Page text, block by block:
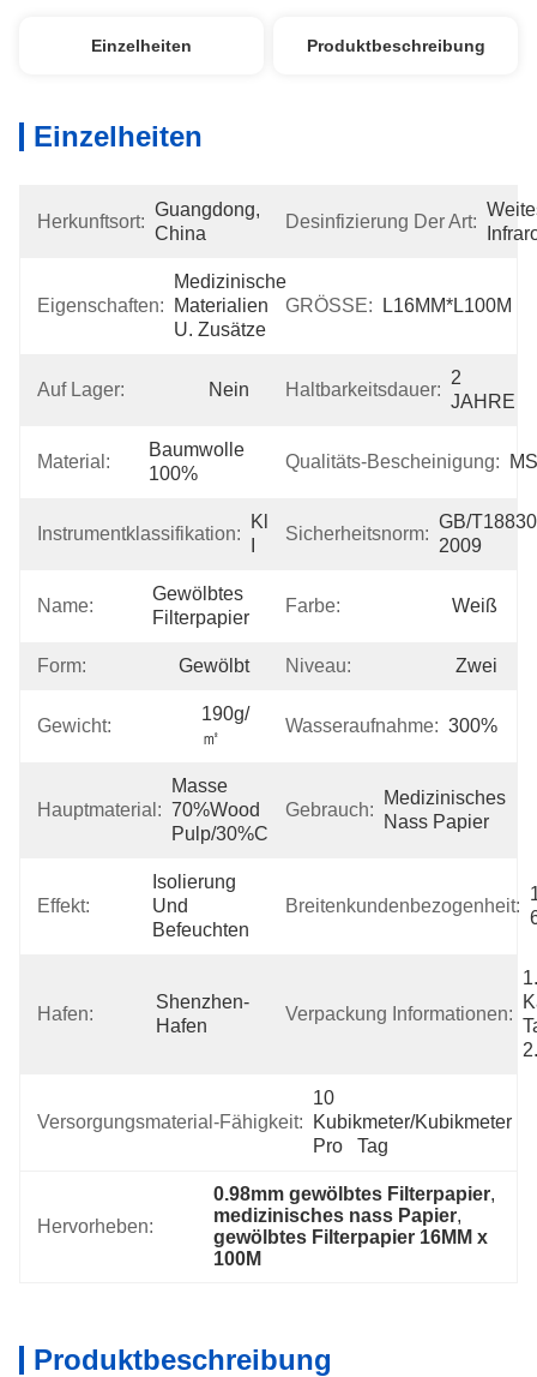
Einzelheiten Produktbeschreibung
Einzelheiten
Herkunftsort:
Guangdong,
China
Desinfizierung Der Art:
Eigenschaften:
Medizinische
Materialien
U. Zusätze
GRÖSSE: L16MM*L100M
Auf Lager: Nein Haltbarkeitsdauer:
2
JAHRE
Material:
Baumwolle
100%
Qualitäts-Bescheinigung:
Instrumentklassifikation:
Klasse
Sicherheitsnorm:
GB/
2009
Name:
Gewölbtes
Filterpapier
Farbe: Weiß
Form: Gewölbt Niveau: Zwei
Gewicht:
190g/
㎡
Wasseraufnahme: 300%
Hauptmaterial:
Masse
70%Wood
Pulp/30%Cotton
Gebrauch:
Medizinisches
Nass Papier
Effekt:
Isolierung
Und
Befeuchten
Breitenkundenbezogenheit:
Hafen:
Shenzhen-
Hafen
Verpackung Informationen:
Versorgungsmaterial-Fähigkeit:
10
Kubikmeter/Kubikmeter
Pro   Tag
Hervorheben:
0.98mm gewölbtes Filterpapier
medizinisches nass Papier,
gewölbtes Filterpapier 16MM x
100M
Produktbeschreibung